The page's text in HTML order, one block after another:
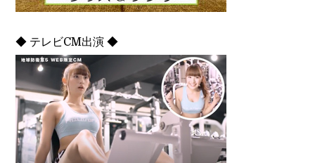
◆ テレビCM出演 ◆